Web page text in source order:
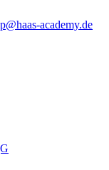
academy.de